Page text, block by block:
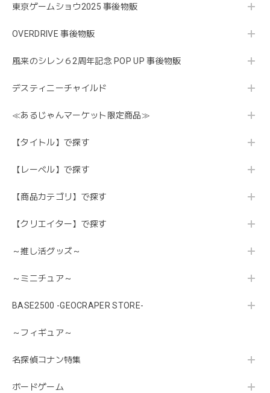
東京ゲームショウ2025 事後物販
OVERDRIVE 事後物販
風来のシレン６2周年記念 POP UP 事後物販
デスティニーチャイルド
≪あるじゃんマーケット限定商品≫
【タイトル】で探す
【レーベル】で探す
【商品カテゴリ】で探す
【クリエイター】で探す
～推し活グッズ～
～ミニチュア～
BASE2500 -GEOCRAPER STORE-
～フィギュア～
名探偵コナン特集
ボードゲーム